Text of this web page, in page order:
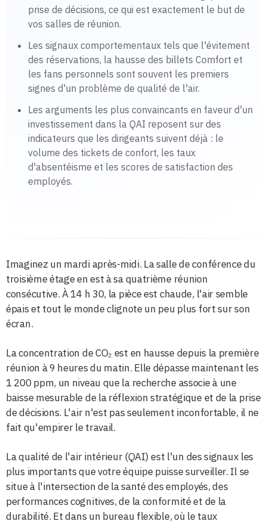
prise de décisions, ce qui est exactement le but de
vos salles de réunion.
Les signaux comportementaux tels que l'évitement
des réservations, la hausse des billets Comfort et
les fans personnels sont souvent les premiers
signes d'un problème de qualité de l'air.
Les arguments les plus convaincants en faveur d'un
investissement dans la QAI reposent sur des
indicateurs que les dirigeants suivent déjà : le
volume des tickets de confort, les taux
d'absentéisme et les scores de satisfaction des
employés.
Imaginez un mardi après-midi. La salle de conférence du
troisième étage en est à sa quatrième réunion
consécutive. À 14 h 30, la pièce est chaude, l'air semble
épais et tout le monde clignote un peu plus fort sur son
écran.
La concentration de CO₂ est en hausse depuis la première
réunion à 9 heures du matin. Elle dépasse maintenant les
1 200 ppm, un niveau que la recherche associe à une
baisse mesurable de la réflexion stratégique et de la prise
de décisions. L'air n'est pas seulement inconfortable, il ne
fait qu'empirer le travail.
La qualité de l'air intérieur (QAI) est l'un des signaux les
plus importants que votre équipe puisse surveiller. Il se
situe à l'intersection de la santé des employés, des
performances cognitives, de la conformité et de la
durabilité. Et dans un bureau flexible, où le taux